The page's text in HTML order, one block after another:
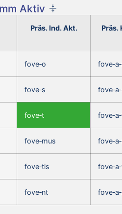
Aktiv
Präs. Ind. Akt. Präs.
fove‑o
fove‑s
fove‑t
fove‑mus
fove‑tis
fove‑nt